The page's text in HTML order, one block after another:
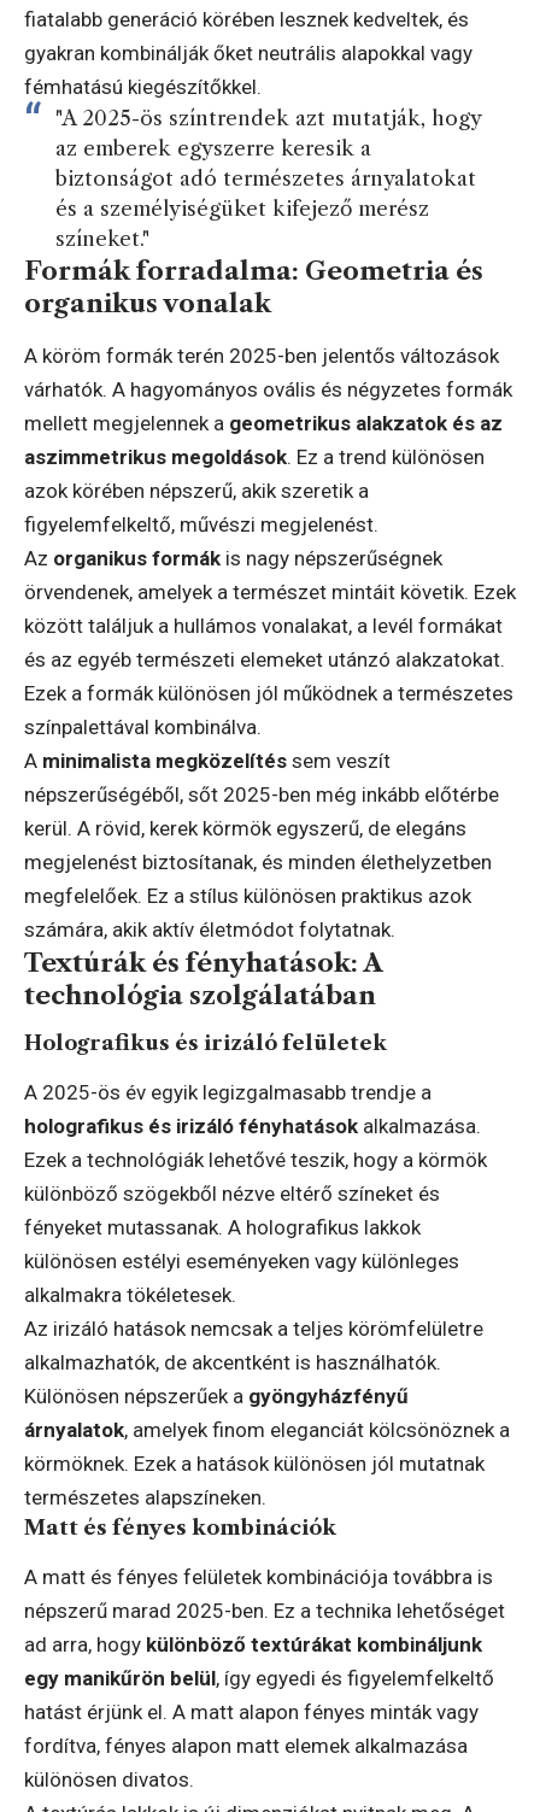
fiatalabb generáció körében lesznek kedveltek, és
gyakran kombinálják őket neutrális alapokkal vagy
fémhatású kiegészítőkkel.
"A 2025-ös színtrendek azt mutatják, hogy
az emberek egyszerre keresik a
biztonságot adó természetes árnyalatokat
és a személyiségüket kifejező merész
színeket."
Formák forradalma: Geometria és
organikus vonalak
A köröm formák terén 2025-ben jelentős változások
várhatók. A hagyományos ovális és négyzetes formák
mellett megjelennek a geometrikus alakzatok és az
aszimmetrikus megoldások. Ez a trend különösen
azok körében népszerű, akik szeretik a
figyelemfelkeltő, művészi megjelenést.
Az organikus formák is nagy népszerűségnek
örvendenek, amelyek a természet mintáit követik. Ezek
között találjuk a hullámos vonalakat, a levél formákat
és az egyéb természeti elemeket utánzó alakzatokat.
Ezek a formák különösen jól működnek a természetes
színpalettával kombinálva.
A minimalista megközelítés sem veszít
népszerűségéből, sőt 2025-ben még inkább előtérbe
kerül. A rövid, kerek körmök egyszerű, de elegáns
megjelenést biztosítanak, és minden élethelyzetben
megfelelőek. Ez a stílus különösen praktikus azok
számára, akik aktív életmódot folytatnak.
Textúrák és fényhatások: A
technológia szolgálatában
Holografikus és irizáló felületek
A 2025-ös év egyik legizgalmasabb trendje a
holografikus és irizáló fényhatások alkalmazása.
Ezek a technológiák lehetővé teszik, hogy a körmök
különböző szögekből nézve eltérő színeket és
fényeket mutassanak. A holografikus lakkok
különösen estélyi eseményeken vagy különleges
alkalmakra tökéletesek.
Az irizáló hatások nemcsak a teljes körömfelületre
alkalmazhatók, de akcentként is használhatók.
Különösen népszerűek a gyöngyházfényű
árnyalatok, amelyek finom eleganciát kölcsönöznek a
körmöknek. Ezek a hatások különösen jól mutatnak
természetes alapszíneken.
Matt és fényes kombinációk
A matt és fényes felületek kombinációja továbbra is
népszerű marad 2025-ben. Ez a technika lehetőséget
ad arra, hogy különböző textúrákat kombináljunk
egy manikűrön belül, így egyedi és figyelemfelkeltő
hatást érjünk el. A matt alapon fényes minták vagy
fordítva, fényes alapon matt elemek alkalmazása
különösen divatos.